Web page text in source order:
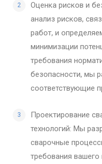
Оценка рисков и
анализ рисков,
работ, и
минимизации
требования
безопасности, мы
соответствующие
Проектирование
технологий: Мы
сварочные
требования